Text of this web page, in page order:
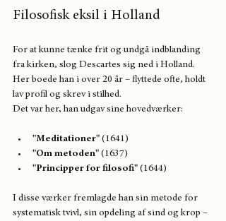
Filosofisk eksil i Holland
For at kunne tænke frit og undgå indblanding
fra kirken, slog Descartes sig ned i Holland.
Her boede han i over 20 år – flyttede ofte, holdt
lav profil og skrev i stilhed.
Det var her, han udgav sine hovedværker:
"Meditationer" (1641)
"Om metoden" (1637)
"Principper for filosofi" (1644)
I disse værker fremlagde han sin metode for
systematisk tvivl, sin opdeling af sind og krop –